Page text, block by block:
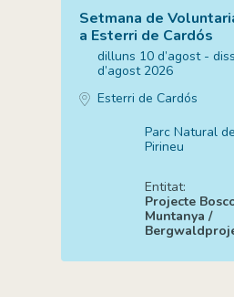
Setmana de
a Esterri de Cardós
dilluns 10 d’agost -
d’agost 2026
Esterri de Cardós
Parc Natural
Pirineu
Entitat:
Projecte
Muntanya /